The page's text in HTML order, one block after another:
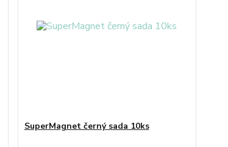
SuperMagnet černý sada 10ks